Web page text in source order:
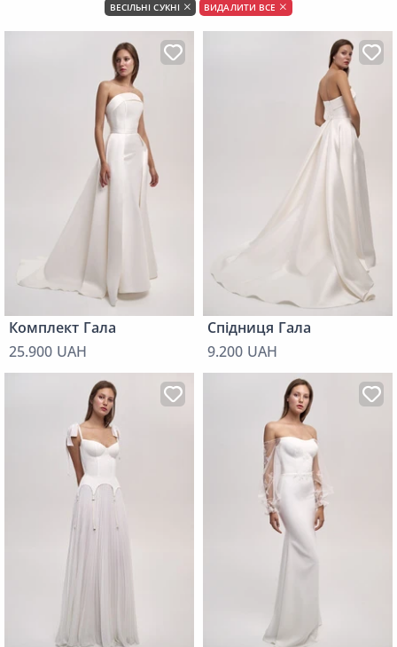
ВЕСІЛЬНІ СУКНІ ВИДАЛИТИ ВСЕ
Комплект Гала
25.900 UAH
Спідниця Гала
9.200 UAH